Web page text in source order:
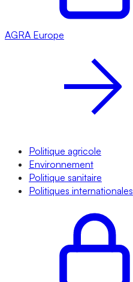
AGRA Europe
Politique agricole
Environnement
Politique sanitaire
Politiques internationales